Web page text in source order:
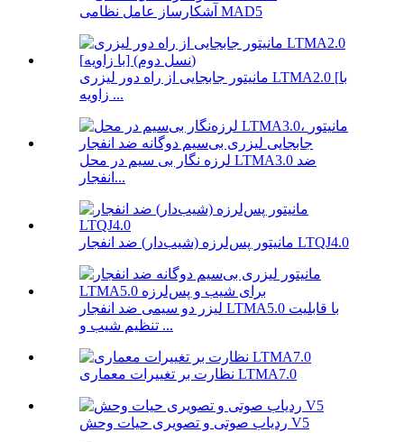
آشکارساز عامل نظامی MAD5
مانیتور جابجایی از راه دور لیزری LTMA2.0 [با
زاویه ...
لرزه نگار بی سیم در محل LTMA3.0 ضد
انفجار...
مانیتور پس‌لرزه (شیب‌دار) ضد انفجار LTQJ4.0
لیزر دو سیمی ضد انفجار LTMA5.0 با قابلیت
تنظیم شیب و ...
نظارت بر تغییرات معماری LTMA7.0
ردیاب صوتی و تصویری حیات وحش V5